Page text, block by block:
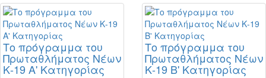
Το πρόγραμμα του
Πρωταθλήματος Νέων
Κ-19 Α' Κατηγορίας
Το πρόγραμμα του
Πρωταθλήματος Νέων
Κ-19 Β' Κατηγορίας